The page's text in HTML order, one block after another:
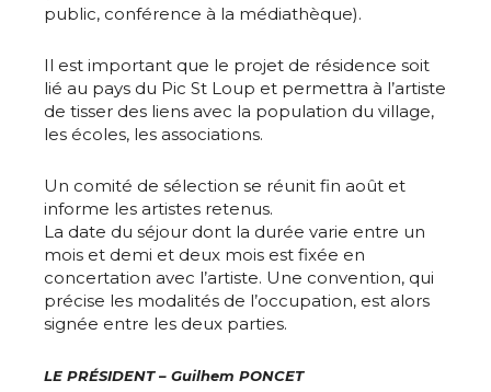
public, conférence à la médiathèque).
Il est important que le projet de résidence soit
lié au pays du Pic St Loup et permettra à l’artiste
de tisser des liens avec la population du village,
les écoles, les associations.
Un comité de sélection se réunit fin août et
informe les artistes retenus.
La date du séjour dont la durée varie entre un
mois et demi et deux mois est fixée en
concertation avec l’artiste. Une convention, qui
précise les modalités de l’occupation, est alors
signée entre les deux parties.
LE PRÉSIDENT – Guilhem PONCET